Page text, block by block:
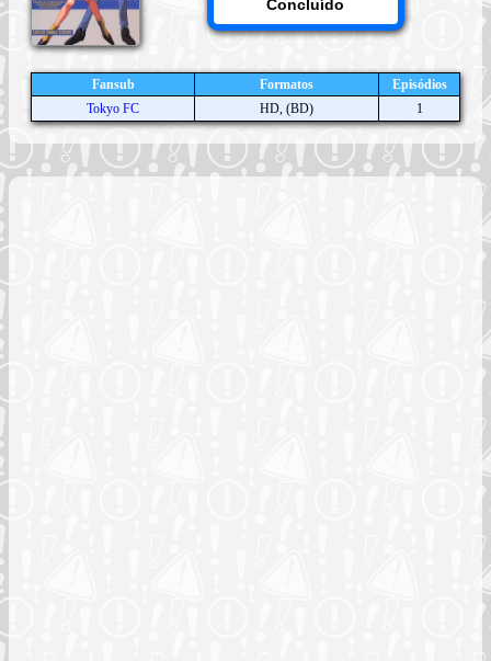
Concluído
Fansub Formatos
Episódios
Tokyo FC
HD, (BD) 1